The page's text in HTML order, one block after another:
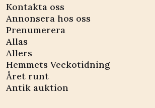
Kontakta oss
Annonsera hos oss
Prenumerera
Allas
Allers
Hemmets Veckotidning
Året runt
Antik auktion